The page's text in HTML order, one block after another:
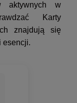
aktywnych w
Karty
znajdują się
esencji.